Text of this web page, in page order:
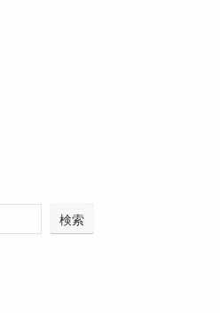
検索